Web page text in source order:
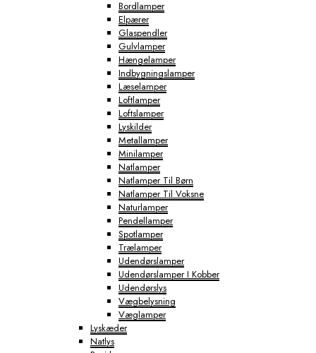
Bordlamper
Elpærer
Glaspendler
Gulvlamper
Hængelamper
Indbygningslamper
Læselamper
Loftlamper
Loftslamper
Lyskilder
Metallamper
Minilamper
Natlamper
Natlamper Til Børn
Natlamper Til Voksne
Naturlamper
Pendellamper
Spotlamper
Trælamper
Udendørslamper
Udendørslamper I Kobber
Udendørslys
Vægbelysning
Væglamper
Lyskæder
Natlys